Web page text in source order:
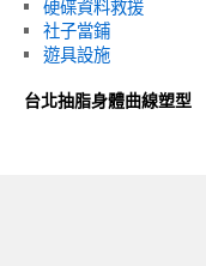
硬碟資料救援
社子當鋪
遊具設施
台北抽脂身體曲線塑型